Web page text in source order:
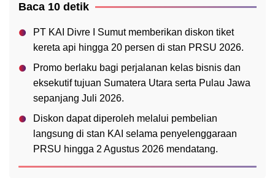
Baca 10 detik
PT KAI Divre I Sumut memberikan diskon tiket
kereta api hingga 20 persen di stan PRSU 2026.
Promo berlaku bagi perjalanan kelas bisnis dan
eksekutif tujuan Sumatera Utara serta Pulau Jawa
sepanjang Juli 2026.
Diskon dapat diperoleh melalui pembelian
langsung di stan KAI selama penyelenggaraan
PRSU hingga 2 Agustus 2026 mendatang.